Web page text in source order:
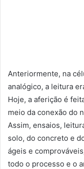
Anteriormente, na
analógico, a leitura
Hoje, a aferição é
meio da conexão do
Assim, ensaios,
solo, do concreto e
ágeis e
todo o processo e o